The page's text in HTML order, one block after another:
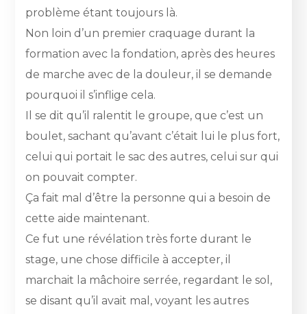
problème étant toujours là.
Non loin d’un premier craquage durant la
formation avec la fondation, après des heures
de marche avec de la douleur, il se demande
pourquoi il s’inflige cela.
Il se dit qu’il ralentit le groupe, que c’est un
boulet, sachant qu’avant c’était lui le plus fort,
celui qui portait le sac des autres, celui sur qui
on pouvait compter.
Ça fait mal d’être la personne qui a besoin de
cette aide maintenant.
Ce fut une révélation très forte durant le
stage, une chose difficile à accepter, il
marchait la mâchoire serrée, regardant le sol,
se disant qu’il avait mal, voyant les autres